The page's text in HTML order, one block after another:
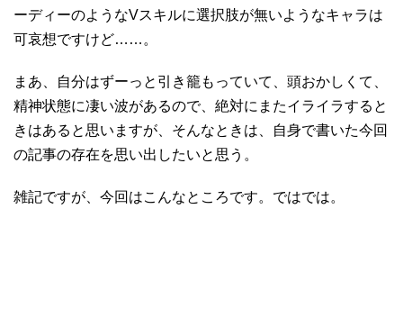
ーディーのようなVスキルに選択肢が無いようなキャラは
可哀想ですけど……。
まあ、自分はずーっと引き籠もっていて、頭おかしくて、
精神状態に凄い波があるので、絶対にまたイライラすると
きはあると思いますが、そんなときは、自身で書いた今回
の記事の存在を思い出したいと思う。
雑記ですが、今回はこんなところです。ではでは。